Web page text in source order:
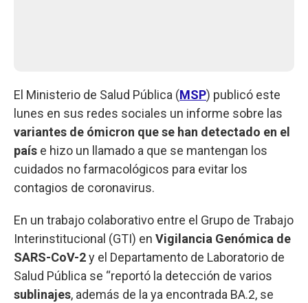
El Ministerio de Salud Pública (MSP) publicó este
lunes en sus redes sociales un informe sobre las
variantes de ómicron que se han detectado en el
país e hizo un llamado a que se mantengan los
cuidados no farmacológicos para evitar los
contagios de coronavirus.
En un trabajo colaborativo entre el Grupo de Trabajo
Interinstitucional (GTI) en Vigilancia Genómica de
SARS-CoV-2y el Departamento de Laboratorio de
Salud Pública se “reportó la detección de varios
sublinajes, además de la ya encontrada BA.2, se